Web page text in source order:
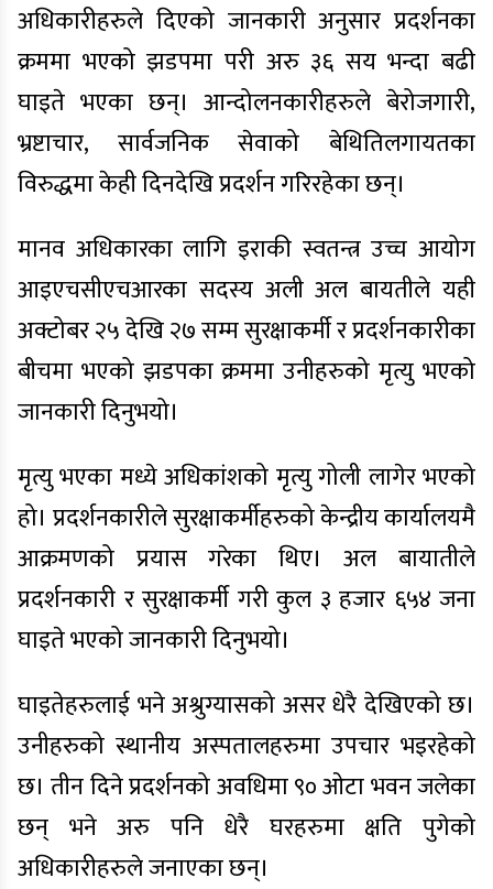
अधिकारीहरुले दिएको जानकारी अनुसार प्रदर्शनका
क्रममा भएको झडपमा परी अरु ३६ सय भन्दा बढी
घाइते भएका छन्। आन्दोलनकारीहरुले बेरोजगारी,
भ्रष्टाचार, सार्वजनिक सेवाको बेथितिलगायतका
विरुद्धमा केही दिनदेखि प्रदर्शन गरिरहेका छन्।
मानव अधिकारका लागि इराकी स्वतन्त्र उच्च आयोग
आइएचसीएचआरका सदस्य अली अल बायतीले यही
अक्टोबर २५ देखि २७ सम्म सुरक्षाकर्मी र प्रदर्शनकारीका
बीचमा भएको झडपका क्रममा उनीहरुको मृत्यु भएको
जानकारी दिनुभयो।
मृत्यु भएका मध्ये अधिकांशको मृत्यु गोली लागेर भएको
हो। प्रदर्शनकारीले सुरक्षाकर्मीहरुको केन्द्रीय कार्यालयमै
आक्रमणको प्रयास गरेका थिए। अल बायातीले
प्रदर्शनकारी र सुरक्षाकर्मी गरी कुल ३ हजार ६५४ जना
घाइते भएको जानकारी दिनुभयो।
घाइतेहरुलाई भने अश्रुग्यासको असर धेरै देखिएको छ।
उनीहरुको स्थानीय अस्पतालहरुमा उपचार भइरहेको
छ। तीन दिने प्रदर्शनको अवधिमा ९० ओटा भवन जलेका
छन् भने अरु पनि धेरै घरहरुमा क्षति पुगेको
अधिकारीहरुले जनाएका छन्।